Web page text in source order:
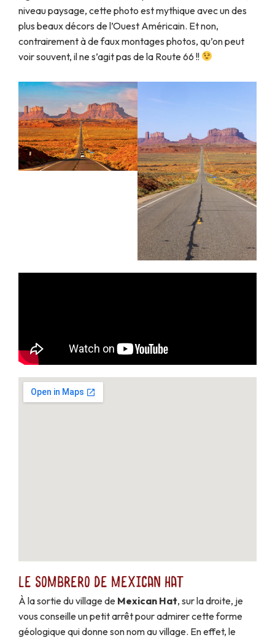
niveau paysage, cette photo est mythique avec un des
plus beaux décors de l’Ouest Américain. Et non,
contrairement à de faux montages photos, qu’on peut
voir souvent, il ne s’agit pas de la Route 66 !!
Le Sombrero de Mexican Hat
À la sortie du village de Mexican Hat, sur la droite, je
vous conseille un petit arrêt pour admirer cette forme
géologique qui donne son nom au village. En effet, le